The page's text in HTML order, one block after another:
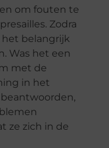
om fouten te
Zodra
belangrijk
Was het een
met de
in het
ze zich in de